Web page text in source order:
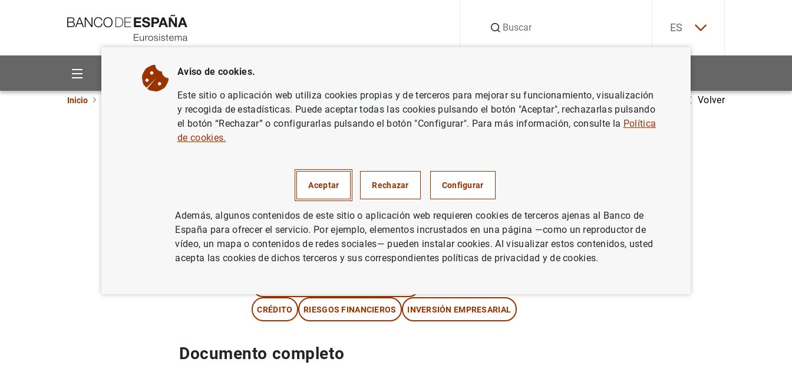
ES
Sobre el Banco Áreas de actuación
Inicio Estabilidad financiera y política macroprudencial Informe de Estabilidad Financiera Informe de Estabilidad Financiera. Mayo 2007 Volver
Informe de Estabilidad Financiera. Mayo 2007
Serie: Informe de Estabilidad Financiera.
Autor: Banco de España
CRÉDITO RIESGOS FINANCIEROS INVERSIÓN EMPRESARIAL
Documento completo
Aviso de cookies.
Este sitio o aplicación web utiliza cookies propias y de terceros para mejorar su funcionamiento, visualización
y recogida de estadísticas. Puede aceptar todas las cookies pulsando el botón "Aceptar", rechazarlas pulsando
el botón “Rechazar” o configurarlas pulsando el botón "Configurar". Para más información, consulte la Política
de cookies.
Aceptar Rechazar Configurar
Además, algunos contenidos de este sitio o aplicación web requieren cookies de terceros ajenas al Banco de
España para ofrecer el servicio. Por ejemplo, elementos incrustados en una página —como un reproductor de
vídeo, un mapa o contenidos de redes sociales— pueden instalar cookies. Al visualizar estos contenidos, usted
acepta las cookies de dichos terceros y sus correspondientes políticas de privacidad y de cookies.